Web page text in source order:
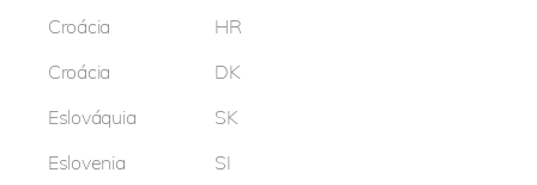
Croácia
HR
Croácia
DK
Eslováquia
SK
Eslovenia
SI